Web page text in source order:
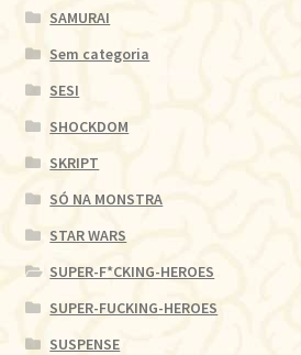
SAMURAI
Sem categoria
SESI
SHOCKDOM
SKRIPT
SÓ NA MONSTRA
STAR WARS
SUPER-F*CKING-HEROES
SUPER-FUCKING-HEROES
SUSPENSE